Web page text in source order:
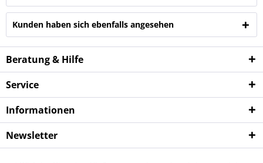
Kunden haben sich ebenfalls angesehen
Beratung & Hilfe
Service
Informationen
Newsletter